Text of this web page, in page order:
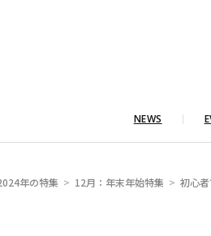
NEWS
年の特集 12月：年末年始特集 初心